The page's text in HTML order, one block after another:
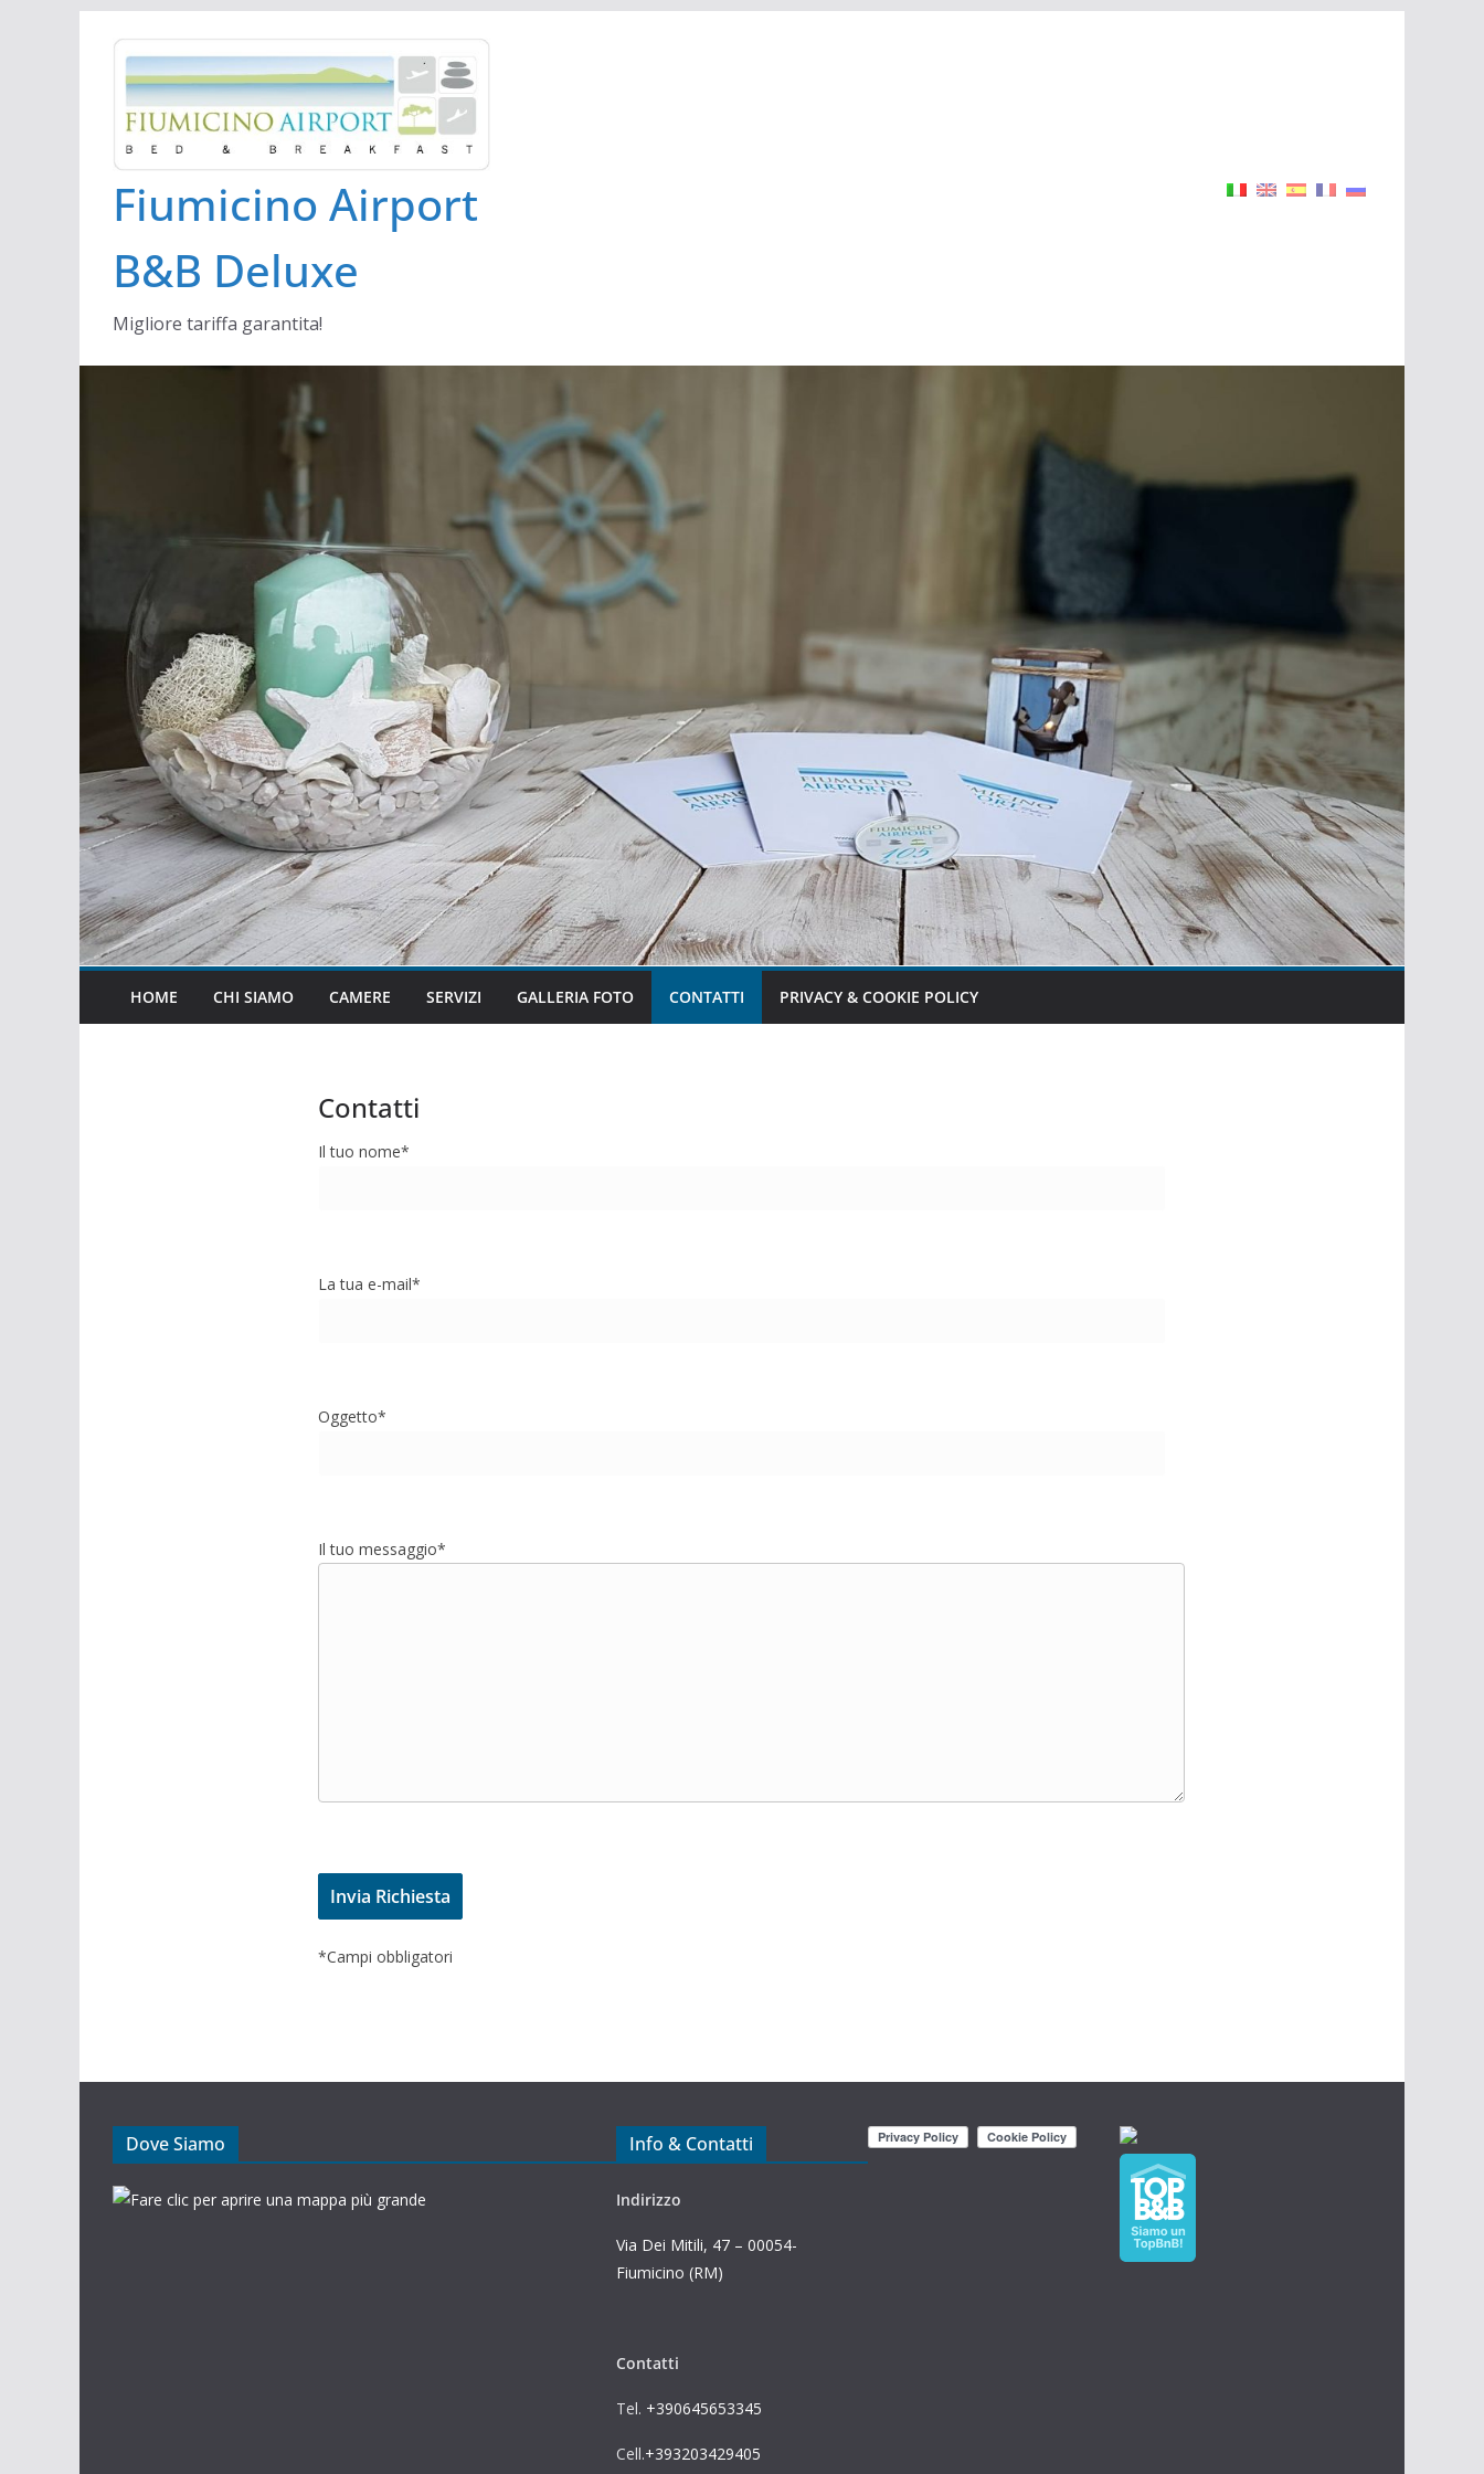
contenuto
Fiumicino Airport
B&B Deluxe
Migliore tariffa garantita!
HOME CHI SIAMO CAMERE SERVIZI GALLERIA FOTO CONTATTI PRIVACY & COOKIE POLICY
Contatti
Il tuo nome*
La tua e-mail*
Oggetto*
Il tuo messaggio*
*Campi obbligatori
Dove Siamo Info & Contatti
Indirizzo
Via Dei Mitili, 47 – 00054-
Fiumicino (RM)
Contatti
Tel. +390645653345
Cell.+393203429405